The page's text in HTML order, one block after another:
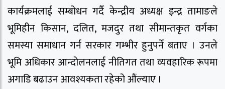
कार्यक्रमलाई सम्बोधन गर्दै केन्द्रीय अध्यक्ष इन्द्र तामाङले
भूमिहीन किसान, दलित, मजदुर तथा सीमान्तकृत वर्गका
समस्या समाधान गर्न सरकार गम्भीर हुनुपर्ने बताए । उनले
भूमि अधिकार आन्दोलनलाई नीतिगत तथा व्यवहारिक रूपमा
अगाडि बढाउन आवश्यकता रहेको औंल्याए ।